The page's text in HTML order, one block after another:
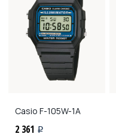
Casio F-105W-1A
2 361 i